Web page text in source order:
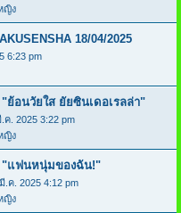
ญิง
18/04/2025
6:23 pm
"ย้อนวัยใส ยัยซินเดอเรลล่า"
ค. 2025 3:22 pm
ญิง
"แฟนหนุ่มของฉัน!"
.ค. 2025 4:12 pm
ญิง